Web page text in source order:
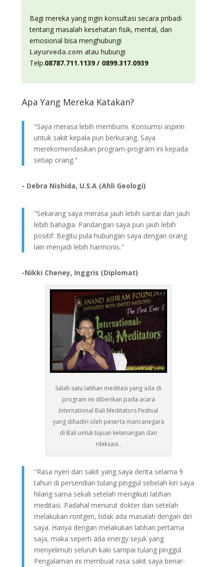
Bagi mereka yang ingin konsultasi secara pribadi
tentang masalah kesehatan fisik, mental, dan
emosional bisa menghubungi
Layurveda.com atau hubungi
Telp.08787.711.1139 / 0899.317.0939
Apa Yang Mereka Katakan?
"Saya merasa lebih membumi. Konsumsi aspirin
untuk sakit kepala pun berkurang. Saya
merekomendasikan program-program ini kepada
setiap orang."
- Debra Nishida, U.S.A (Ahli Geologi)
"Sekarang saya merasa jauh lebih santai dan jauh
lebih bahagia. Pandangan saya pun jauh lebih
positif. Begitu pula hubungan saya dengan orang
lain menjadi lebih harmonis."
-Nikki Cheney, Inggris (Diplomat)
Salah satu latihan meditasi yang ada di
program ini diberikan pada acara
International Bali Meditators Festival
yang dihadiri oleh peserta mancanegara
di Bali untuk tujuan ketenangan dan
rileksasi..
"Rasa nyeri dan sakit yang saya derita selama 9
tahun di persendian tulang pinggul sebelah kiri saya
hilang sama sekali setelah mengikuti latihan
meditasi. Padahal menurut dokter dan setelah
melakukan rontgen, tidak ada masalah dengan diri
saya. Hanya dengan melakukan latihan pertama
saja, maka seperti ada energy sejuk yang
menyelimuti seluruh kaki sampai tulang pinggul.
Pengalaman ini membuat rasa sakit saya benar-